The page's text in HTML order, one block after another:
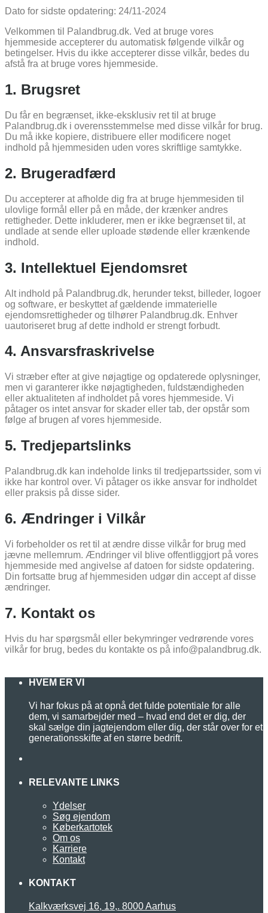
Dato for sidste opdatering: 24/11-2024
Velkommen til Palandbrug.dk. Ved at bruge vores
hjemmeside accepterer du automatisk følgende vilkår og
betingelser. Hvis du ikke accepterer disse vilkår, bedes du
afstå fra at bruge vores hjemmeside.
1. Brugsret
Du får en begrænset, ikke-eksklusiv ret til at bruge
Palandbrug.dk i overensstemmelse med disse vilkår for brug.
Du må ikke kopiere, distribuere eller modificere noget
indhold på hjemmesiden uden vores skriftlige samtykke.
2. Brugeradfærd
Du accepterer at afholde dig fra at bruge hjemmesiden til
ulovlige formål eller på en måde, der krænker andres
rettigheder. Dette inkluderer, men er ikke begrænset til, at
undlade at sende eller uploade stødende eller krænkende
indhold.
3. Intellektuel Ejendomsret
Alt indhold på Palandbrug.dk, herunder tekst, billeder, logoer
og software, er beskyttet af gældende immaterielle
ejendomsrettigheder og tilhører Palandbrug.dk. Enhver
uautoriseret brug af dette indhold er strengt forbudt.
4. Ansvarsfraskrivelse
Vi stræber efter at give nøjagtige og opdaterede oplysninger,
men vi garanterer ikke nøjagtigheden, fuldstændigheden
eller aktualiteten af indholdet på vores hjemmeside. Vi
påtager os intet ansvar for skader eller tab, der opstår som
følge af brugen af vores hjemmeside.
5. Tredjepartslinks
Palandbrug.dk kan indeholde links til tredjepartssider, som vi
ikke har kontrol over. Vi påtager os ikke ansvar for indholdet
eller praksis på disse sider.
6. Ændringer i Vilkår
Vi forbeholder os ret til at ændre disse vilkår for brug med
jævne mellemrum. Ændringer vil blive offentliggjort på vores
hjemmeside med angivelse af datoen for sidste opdatering.
Din fortsatte brug af hjemmesiden udgør din accept af disse
ændringer.
7. Kontakt os
Hvis du har spørgsmål eller bekymringer vedrørende vores
vilkår for brug, bedes du kontakte os på info@palandbrug.dk.
HVEM ER VI
Vi har fokus på at opnå det fulde potentiale for alle
dem, vi samarbejder med – hvad end det er dig, der
skal sælge din jagtejendom eller dig, der står over for et
generationsskifte af en større bedrift.
RELEVANTE LINKS
Ydelser
Søg ejendom
Køberkartotek
Om os
Karriere
Kontakt
KONTAKT
Kalkværksvej 16, 19,. 8000 Aarhus